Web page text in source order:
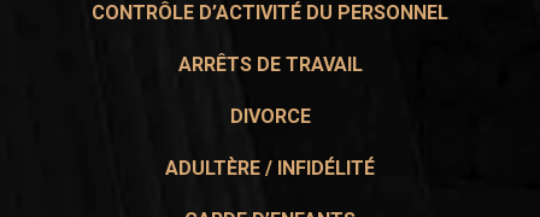
CONTRÔLE D’ACTIVITÉ DU PERSONNEL
ARRÊTS DE TRAVAIL
DIVORCE
ADULTÈRE / INFIDÉLITÉ